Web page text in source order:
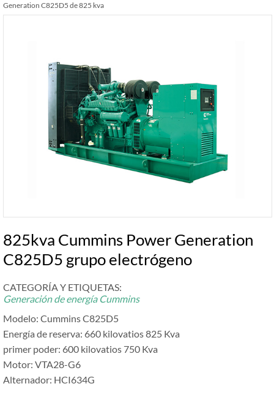
Generation C825D5 de 825 kva
825kva Cummins Power Generation
C825D5 grupo electrógeno
CATEGORÍA Y ETIQUETAS:
Generación de energía Cummins
Modelo: Cummins C825D5
Energía de reserva: 660 kilovatios 825 Kva
primer poder: 600 kilovatios 750 Kva
Motor: VTA28-G6
Alternador: HCI634G